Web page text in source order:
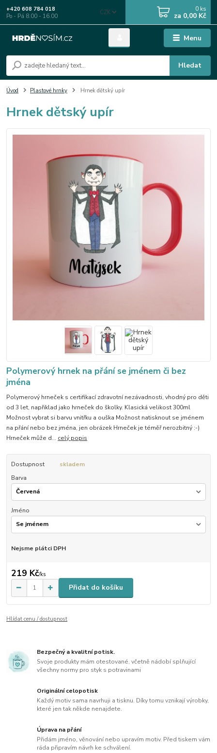
Menu
CZK
Hledat
+420 608 784 018
Po - Pá 8.00 - 16.00
0 ks
za 0,00 Kč
Úvod Plastové hrnky Hrnek dětský upír
Hrnek dětský upír
Polymerový hrnek na přání se jménem či bez
jména
Polymerový hrneček s certifikací zdravotní nezávadnosti, vhodný pro děti
od 3 let, napřiklad jako hrneček do školky. Klasická velikost 300ml
Možnost vybrat si barvu vnitřku a ouška Možnost natisknout se jménem
na přání nebo bez jména, jen obrázek Hrneček je téměř nerozbitný :-)
Hrneček může d... celý popis
Dostupnost
skladem
Barva
Jméno
Nejsme plátci DPH
219 Kč/ks
Přidat do košíku
Hlídat cenu / dostupnost
Bezpečný a kvalitní potisk.
Svoje produkty mám otestované, včetně nádobí splňující
všechny normy pro styk s potravinami
Originální celopotisk
Každý motiv sama navrhuji a tisknu. Díky tomu vznikají výrobky,
které jen tak někde nenajdete.
Úprava na přání
Přidám jméno, věnování nebo upravím motiv. Před tiskem vám
ráda připravím návrh ke schválení.